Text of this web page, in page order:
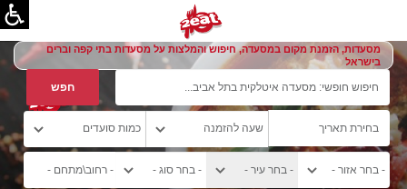
מסעדות, הזמנת מקום במסעדה, חיפוש והמלצות על מסעדות בתי קפה וברים
בישראל